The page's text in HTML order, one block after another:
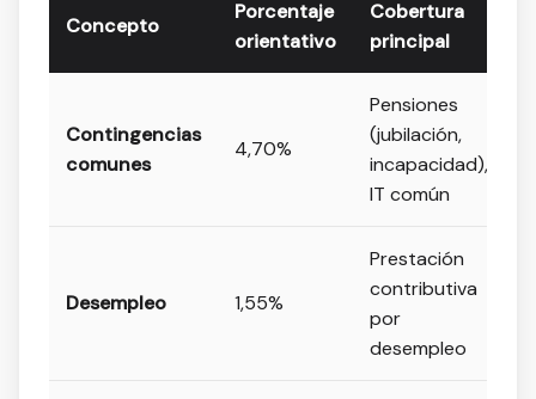
Concepto
Porcentaje
orientativo
Cobertura
principal
Contingencias
comunes
4,70%
Pensiones
(jubilación,
incapacidad),
IT común
Desempleo 1,55%
Prestación
contributiva
por
desempleo